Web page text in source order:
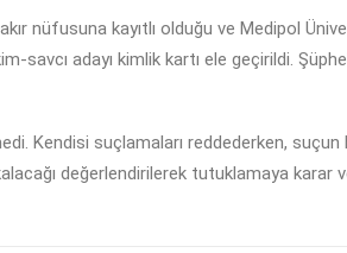
nüfusuna kayıtlı olduğu ve Medipol
savcı adayı kimlik kartı ele geçirildi.
Kendisi suçlamaları reddederken, suçun
değerlendirilerek tutuklamaya karar